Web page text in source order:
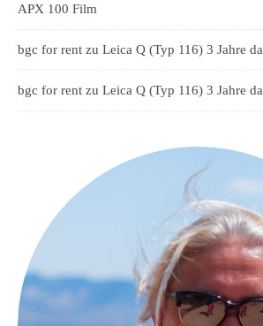
APX 100 Film
bgc for rent zu Leica Q (Typ 116) 3 Jahre
bgc for rent zu Leica Q (Typ 116) 3 Jahre